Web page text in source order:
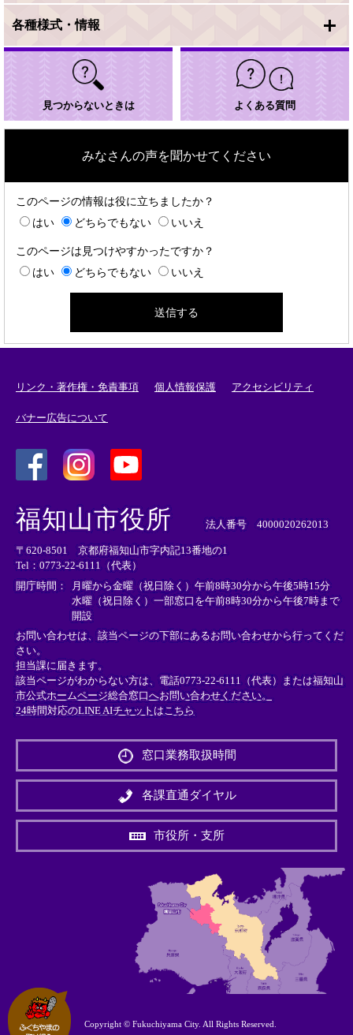
各種様式・情報
見つからないときは よくある質問
みなさんの声を聞かせてください
このページの情報は役に立ちましたか？
はい
どちらでもない いいえ
このページは見つけやすかったですか？
はい
どちらでもない いいえ
リンク・著作権・免責事項 個人情報保護 アクセシビリティ
バナー広告について
外
部
リ
ン
ク
＞
外
リ
ン
ク
＞
外
部
ン
ク
＞
福知山市役所 法人番号 4000020262013
〒620-8501 京都府福知山市字内記13番地の1
Tel：0773-22-6111（代表）
開庁時間：
月曜から金曜（祝日除く）午前8時30分から午後5時15分
水曜（祝日除く）一部窓口を午前8時30分から午後7時まで
開設
お問い合わせは、該当ページの下部にあるお問い合わせから行ってくだ
さい。
担当課に届きます。
該当ページがわからない方は、電話0773-22-6111（代表）または福知山
市公式ホームページ総合窓口へお問い合わせください。
24時間対応のLINE AIチャットはこちら
外
リ
ン
＞
窓口業務取扱時間
各課直通ダイヤル
市役所・支所
Copyright © Fukuchiyama City. All Rights Reserved.